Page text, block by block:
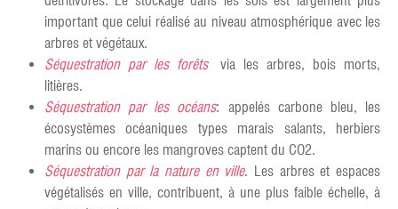
important que celui réalisé au niveau atmosphérique avec les
arbres et végétaux.
Séquestration par les forêts via les arbres, bois morts,
litières.
Séquestration par les océans: appelés carbone bleu, les
écosystèmes océaniques types marais salants, herbiers
marins ou encore les mangroves captent du CO2.
Séquestration par la nature en ville. Les arbres et espaces
végétalisés en ville, contribuent, à une plus faible échelle, à